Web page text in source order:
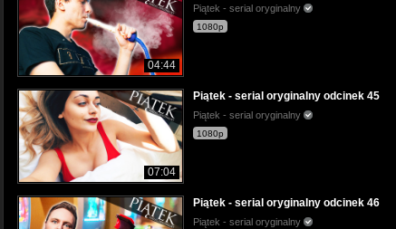
04:44
Piątek - serial oryginalny
1080p
07:04
Piątek - serial oryginalny odcinek 45
Piątek - serial oryginalny
1080p
Piątek - serial oryginalny odcinek 46
Piątek - serial oryginalny